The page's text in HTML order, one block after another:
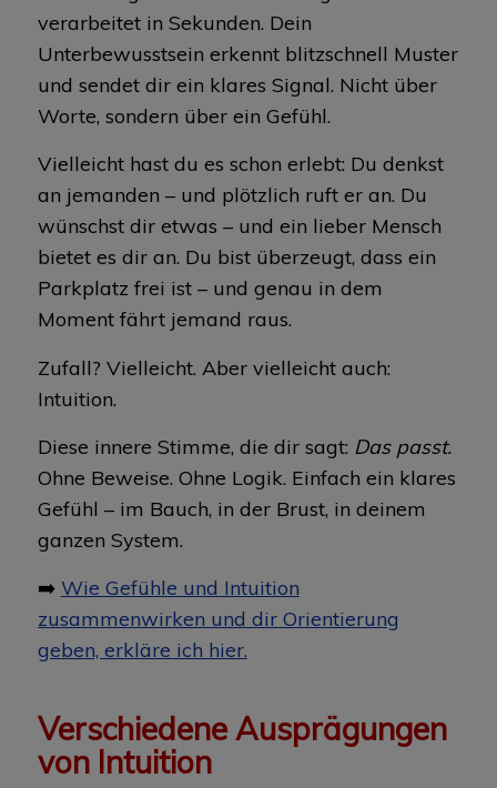
verarbeitet in Sekunden. Dein
Unterbewusstsein erkennt blitzschnell Muster
und sendet dir ein klares Signal. Nicht über
Worte, sondern über ein Gefühl.
Vielleicht hast du es schon erlebt: Du denkst
an jemanden – und plötzlich ruft er an. Du
wünschst dir etwas – und ein lieber Mensch
bietet es dir an. Du bist überzeugt, dass ein
Parkplatz frei ist – und genau in dem
Moment fährt jemand raus.
Zufall? Vielleicht. Aber vielleicht auch:
Intuition.
Diese innere Stimme, die dir sagt: Das passt.
Ohne Beweise. Ohne Logik. Einfach ein klares
Gefühl – im Bauch, in der Brust, in deinem
ganzen System.
➡️ Wie Gefühle und Intuition
zusammenwirken und dir Orientierung
geben, erkläre ich hier.
Verschiedene Ausprägungen
von Intuition